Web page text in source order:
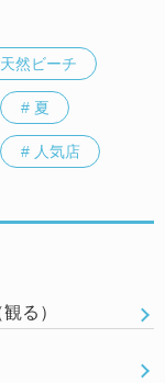
然ビーチ
# 夏
# 人気店
る）